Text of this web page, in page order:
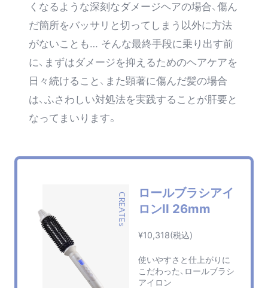
くなるような深刻なダメージヘアの場合、傷ん
だ箇所をバッサリと切ってしまう以外に方法
がないことも… そんな最終手段に乗り出す前
に、まずはダメージを抑えるためのヘアケアを
日々続けること、また顕著に傷んだ髪の場合
は、ふさわしい対処法を実践することが肝要と
なってまいります。
CREATEs
ロールブラシアイ
ロンII 26mm
¥10,318(税込)
使いやすさと仕上がりに
こだわった、ロールブラシ
アイロン